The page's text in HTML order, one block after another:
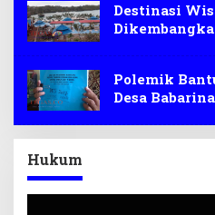
Destinasi
Polemik
Desa
Hukum